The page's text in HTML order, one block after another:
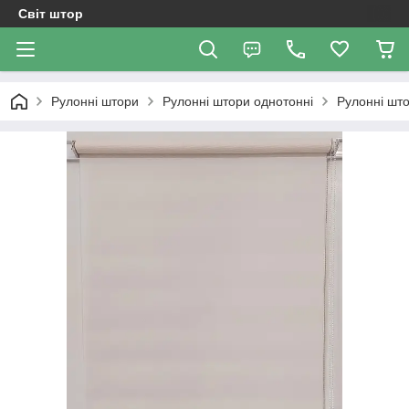
Світ штор
Рулонні штори Рулонні штори однотонні Рулонні